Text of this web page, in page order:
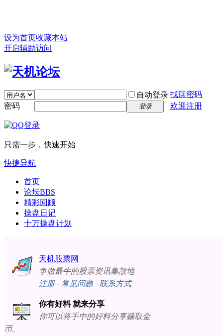
设为首页收藏本站
开启辅助访问
自动登录 找回密码
密码
登录 欢迎注册
只需一步，快速开始
快捷导航
首页
论坛BBS
精彩回顾
操盘日记
十万操盘计划
天机股票网
争做最牛的股票资讯集散地
注册- 常见问题- 联系方式
你有好料 就来分享
你可以将手中的好料分享赚取金
币。